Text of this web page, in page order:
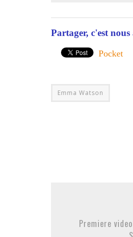
Partager, c'est
Pocket
Emma Watson
Premiere